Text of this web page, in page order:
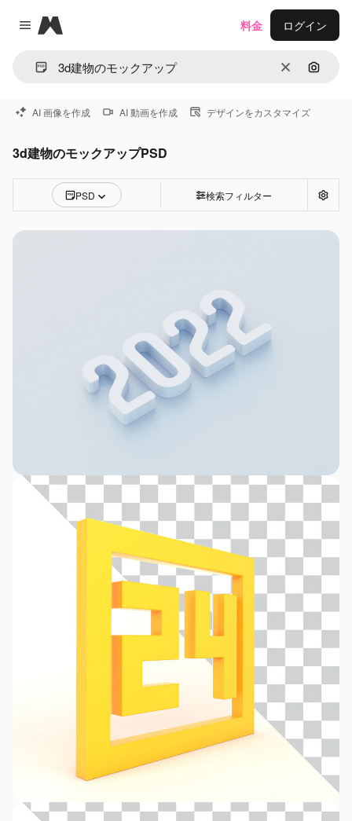
Close menu
Magnific
消去 画像で
料金 ログイン
AI 画像を作成 AI 動画を作成 デザインをカスタマイズ
3d建物のモックアップPSD
PSD 検索フィルター